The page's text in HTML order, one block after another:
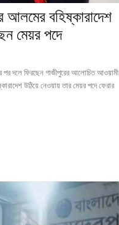
আলমের বহিষ্কারাদেশ
মেয়র পদে
পর দলে ফিরছেন গাজীপুরের আলোচিত আওয়ামী
উঠিয়ে নেওয়ায় তার মেয়র পদে ফেরার